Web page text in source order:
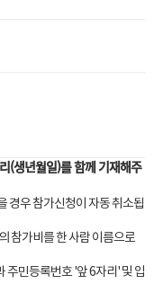
(생년월일)를 함께 기재해주
경우 참가신청이 자동 취소됩
참가비를 한 사람 이름으로
주민등록번호 '앞 6자리' 및 입